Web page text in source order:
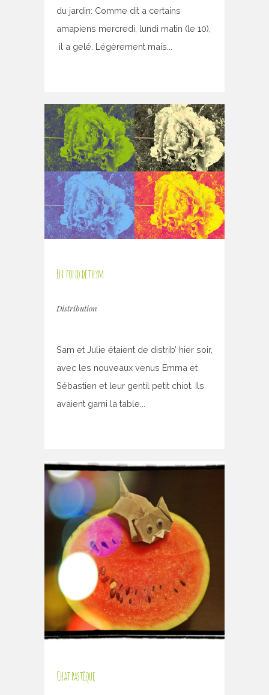
du jardin: Comme dit a certains
amapiens mercredi, lundi matin (le 10),
il a gelé. Légèrement mais...
En fond de thym
Distribution
Sam et Julie étaient de distrib’ hier soir,
avec les nouveaux venus Emma et
Sébastien et leur gentil petit chiot. Ils
avaient garni la table...
Chat pastèque